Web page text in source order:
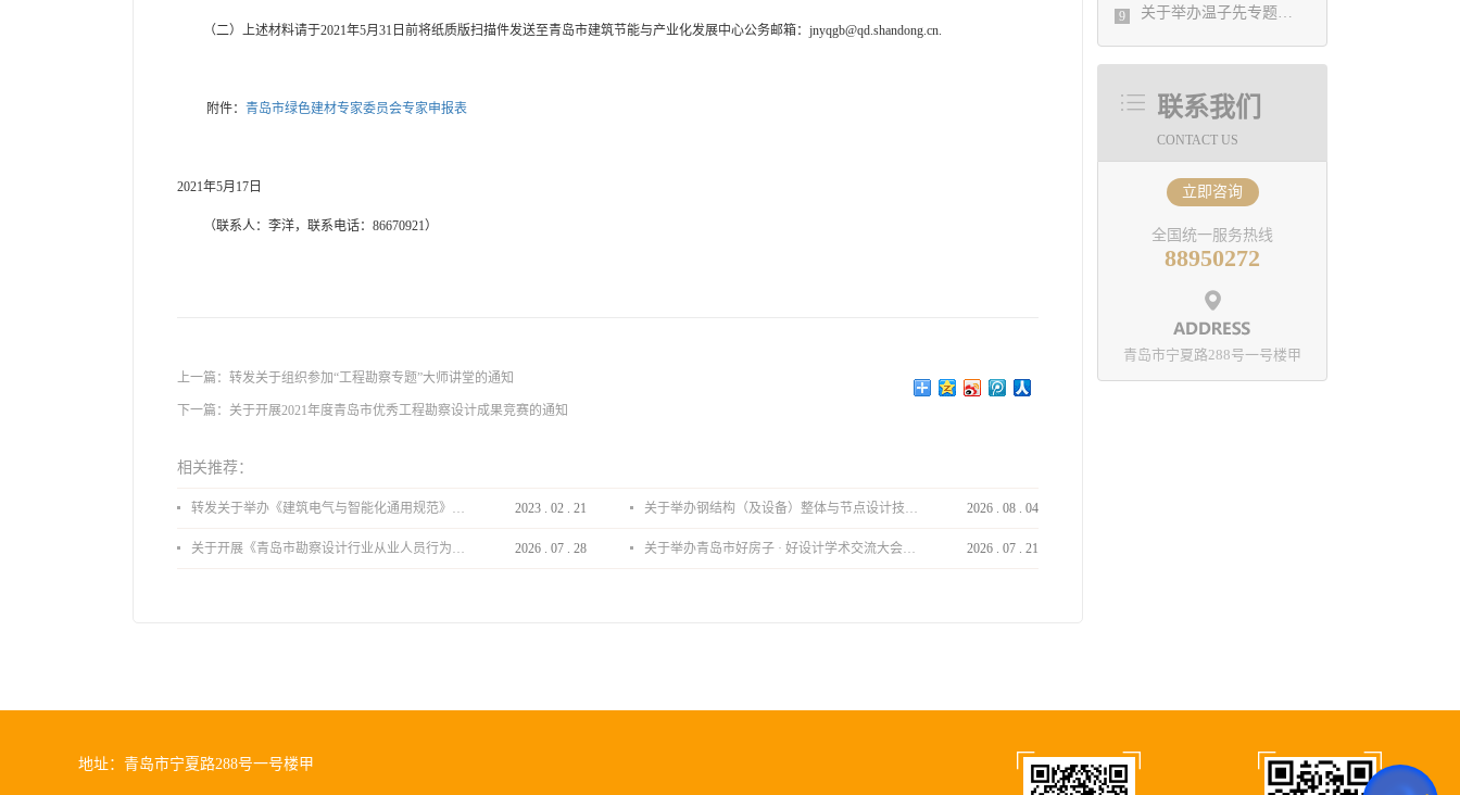
9 关于举办温子先专题学术讲座活动的通知
联系我们
CONTACT US
立即咨询
全国统一服务热线
88950272
青岛市宁夏路288号一号楼甲
（二）上述材料请于2021年5月31日前将纸质版扫描件发送至青岛市建筑节能与产业化发展中心公务邮箱：jnyqgb@qd.shandong.cn.
附件： 青岛市绿色建材专家委员会专家申报表
2021年5月17日
（联系人：李洋，联系电话：86670921）
上一篇： 转发关于组织参加“工程勘察专题”大师讲堂的通知
下一篇： 关于开展2021年度青岛市优秀工程勘察设计成果竞赛的通知
相关推荐：
转发关于举办《建筑电气与智能化通用规范》 GB55024-2022公益宣贯的通知 2023 . 02 . 21 关于举办钢结构（及设备）整体与节点设计技术分享会的通知 2026 . 08 . 04
关于开展《青岛市勘察设计行业从业人员行为导则》、《青岛市住宅工程设计审查品质提升指引（2026版）》宣贯活动的通知 2026 . 07 . 28 关于举办青岛市好房子 · 好设计学术交流大会的通知 2026 . 07 . 21
地址：青岛市宁夏路288号一号楼甲